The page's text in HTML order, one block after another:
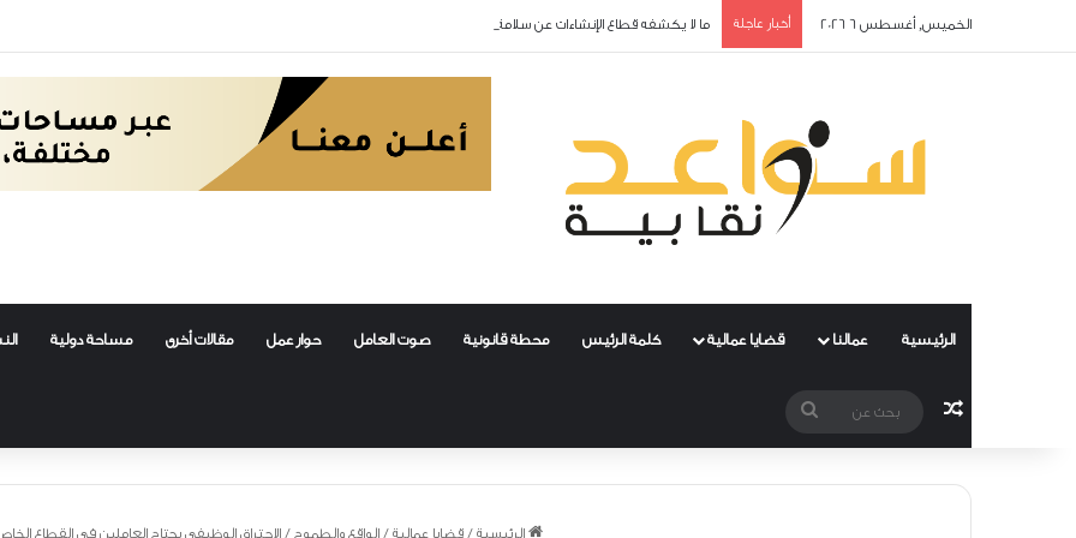
الخميس, أغسطس 6 2026 أخبار عاجلة ما لا يكشفه قطاع الإنشاءات عن سلامة العمال
الرئيسية عمالنا قضايا عمالية كلمة الرئيس محطة قانونية صوت العامل حوار عمل مقالات أخرى مساحة دولية
مقال عشوائي بحث
عن
الرئيسية / قضايا عمالية / الواقع والطموح / الاحتراق الوظيفي يجتاح العاملين في القطاع